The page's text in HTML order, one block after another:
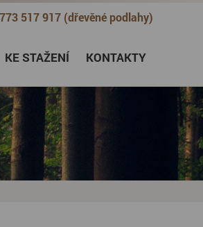
517 917 (dřevěné podlahy)
KE STAŽENÍ KONTAKTY